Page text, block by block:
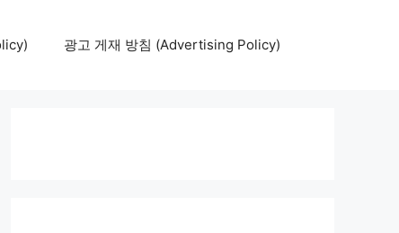
광고 게재 방침 (Advertising Policy)